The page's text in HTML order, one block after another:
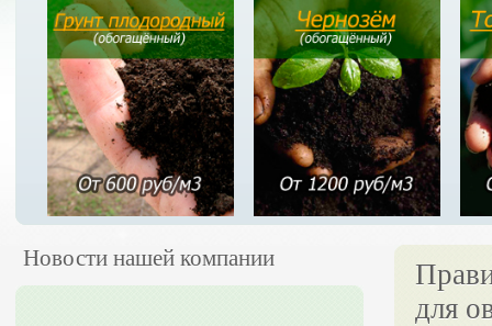
Новости нашей компании
для